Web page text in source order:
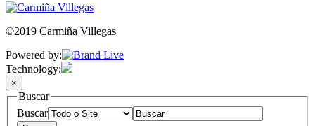
©2019 Carmiña Villegas
Powered by:
Technology:
×
Buscar
Buscar